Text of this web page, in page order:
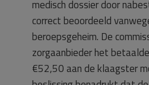
medisch dossier door
correct beoordeeld
beroepsgeheim. De
zorgaanbieder het
€52,50 aan de klaagster